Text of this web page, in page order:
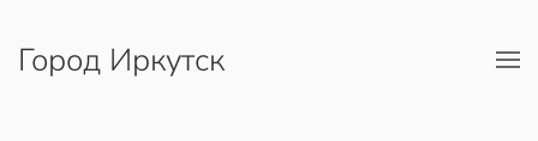
Перейти к содержимому
Город Иркутск